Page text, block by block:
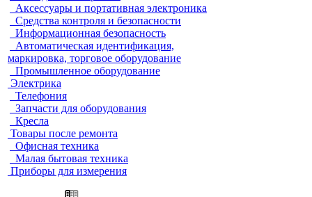
Аксессуары и портативная электроника
Средства контроля и безопасности
Информационная безопасность
Автоматическая идентификация,
маркировка, торговое оборудование
Промышленное оборудование
Электрика
Телефония
Запчасти для оборудования
Кресла
Товары после ремонта
Офисная техника
Малая бытовая техника
Приборы для измерения